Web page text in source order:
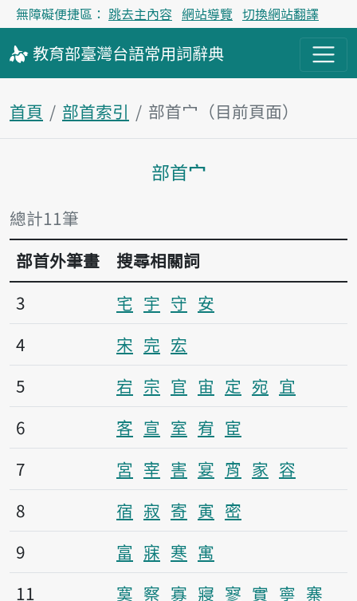
無障礙便捷區： 跳去主內容 網站導覽 切換網站翻譯
教育部臺灣台語常用詞辭典
首頁 部首索引 部首宀（目前頁面）
主內容區塊
部首宀
總計11筆
部首外筆畫
搜尋相關詞
3
宅 宇 守 安
4
宋 完 宏
5
宕 宗 官 宙 定 宛 宜
6
客 宣 室 宥 宦
7
宮 宰 害 宴 宵 家 容
8
宿 寂 寄 寅 密
9
富 寐 寒 寓
11
寞 察 寡 寢 寥 實 寧 寨